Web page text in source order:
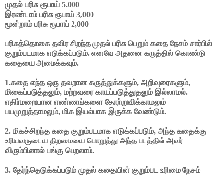
முதல் பரிசு ரூபாய் 5.000
இரண்டாம் பரிசு ரூபாய் 3,000
மூன்றாம் பரிசு ரூபாய் 2,000
பரிசுத்தொகை தவிர சிறந்த முதல் பரிசு பெறும் கதை நேசம் சார்பில்
குறும்படமாக எடுக்கப்படும். எனவே அதனை கருத்தில் கொண்டு
கதையை அமைக்கவும்.
1.கதை எந்த ஒரு தவறான கருத்துக்களும், அறிவுரைகளும்,
மிகைப்படுத்தலும், மற்றவரை காயப்படுத்துதலும் இல்லாமல்.
எதிர்மறையான எண்ணங்களை தோற்றுவிக்காமலும்
பயமுறுத்தாமலும், மிக இயல்பாக இருக்க வேண்டும்.
2. மிகச்சிறந்த கதை குறும்படமாக எடுக்கப்படும், அந்த கதைக்கு
உரியவருடைய திறமையை பொறுத்து அந்த படத்தில் அவர்
விரும்பினால் பங்கு பெறலாம்.
3. தேர்ந்தெடுக்கப்படும் முதல் கதையின் குறும்பட உரிமை நேசம்